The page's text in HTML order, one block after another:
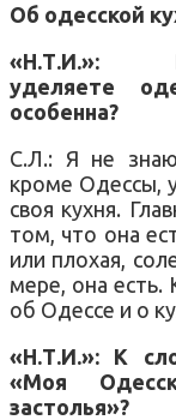
Об одесской
«Н.Т.И.»:
уделяете
особенна?
С.Л.: Я не знаю
кроме Одессы,
своя кухня.
том, что она
или плохая,
мере, она есть.
об Одессе и о
«Н.Т.И.»: К
«Моя
застолья»?